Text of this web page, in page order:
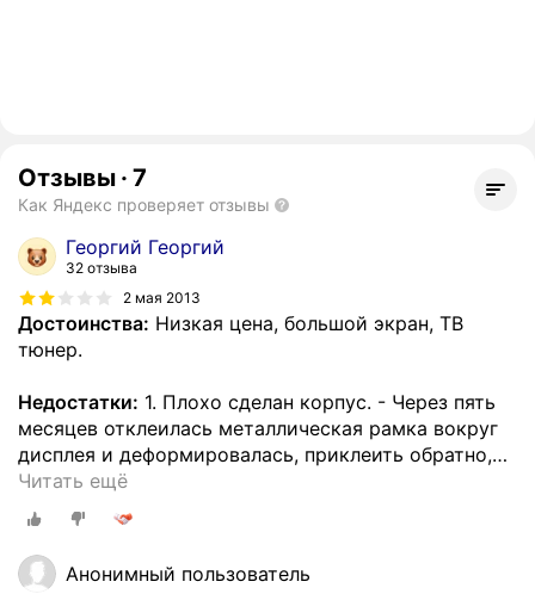
Отзывы · 7
Как Яндекс проверяет отзывы
Георгий Георгий
32 отзыва
2 мая 2013
Достоинства: Низкая цена, большой экран, ТВ
тюнер.
Недостатки: 1. Плохо сделан корпус. - Через пять
месяцев отклеилась металлическая рамка вокруг
дисплея и деформировалась, приклеить обратно,…
Читать ещё
Анонимный пользователь